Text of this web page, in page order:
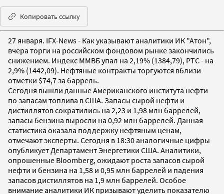
Копировать ссылку
27 января. IFX-News - Как указывают аналитики ИК "Атон",
вчера торги на российском фондовом рынке закончились
снижением. Индекс ММВБ упал на 2,19% (1384,79), РТС - на
2,9% (1442,09). Нефтяные контракты торгуются вблизи
отметки $74,7 за баррель.
Сегодня вышли данные Американского института нефти
по запасам топлива в США. Запасы сырой нефти и
дистиллятов сократились на 2,23 и 1,98 млн баррелей,
запасы бензина выросли на 0,92 млн баррелей. Данная
статистика оказала поддержку нефтяным ценам,
отмечают эксперты. Сегодня в 18:30 аналогичные цифры
опубликует Департамент Энергетики США. Аналитики,
опрошенные Bloomberg, ожидают роста запасов сырой
нефти и бензина на 1,58 и 0,95 млн баррелей и падения
запасов дистиллятов на 1,9 млн баррелей. Особое
внимание аналитики ИК призывают уделить показателю